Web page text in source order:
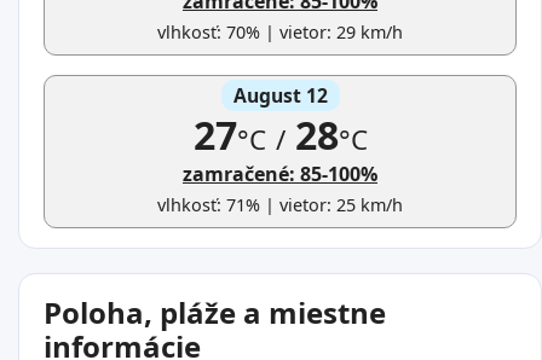
vlhkosť: 70% | vietor: 29 km/h
August 12
27°C /28°C
zamračené: 85-100%
vlhkosť: 71% | vietor: 25 km/h
Poloha, pláže a miestne
informácie